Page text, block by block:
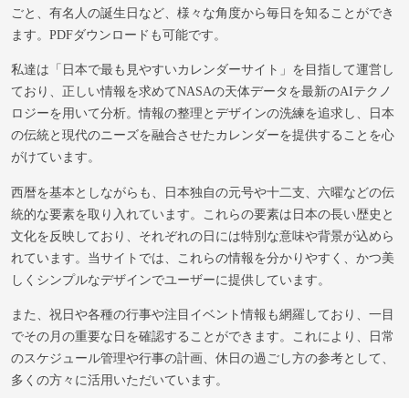
ごと、有名人の誕生日など、様々な角度から毎日を知ることができ
ます。PDFダウンロードも可能です。
私達は「日本で最も見やすいカレンダーサイト」を目指して運営し
ており、正しい情報を求めてNASAの天体データを最新のAIテクノ
ロジーを用いて分析。情報の整理とデザインの洗練を追求し、日本
の伝統と現代のニーズを融合させたカレンダーを提供することを心
がけています。
西暦を基本としながらも、日本独自の元号や十二支、六曜などの伝
統的な要素を取り入れています。これらの要素は日本の長い歴史と
文化を反映しており、それぞれの日には特別な意味や背景が込めら
れています。当サイトでは、これらの情報を分かりやすく、かつ美
しくシンプルなデザインでユーザーに提供しています。
また、祝日や各種の行事や注目イベント情報も網羅しており、一目
でその月の重要な日を確認することができます。これにより、日常
のスケジュール管理や行事の計画、休日の過ごし方の参考として、
多くの方々に活用いただいています。